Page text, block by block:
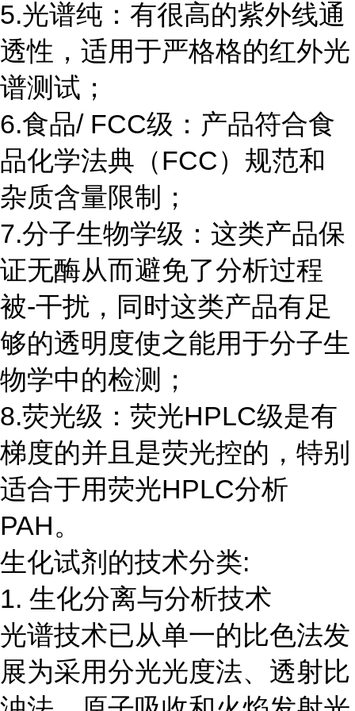
5.光谱纯：有很高的紫外线通
透性，适用于严格格的红外光
谱测试；
6.食品/ FCC级：产品符合食
品化学法典（FCC）规范和
杂质含量限制；
7.分子生物学级：这类产品保
证无酶从而避免了分析过程
被-干扰，同时这类产品有足
够的透明度使之能用于分子生
物学中的检测；
8.荧光级：荧光HPLC级是有
梯度的并且是荧光控的，特别
适合于用荧光HPLC分析
PAH。
生化试剂的技术分类:
1. 生化分离与分析技术
光谱技术已从单一的比色法发
展为采用分光光度法、透射比